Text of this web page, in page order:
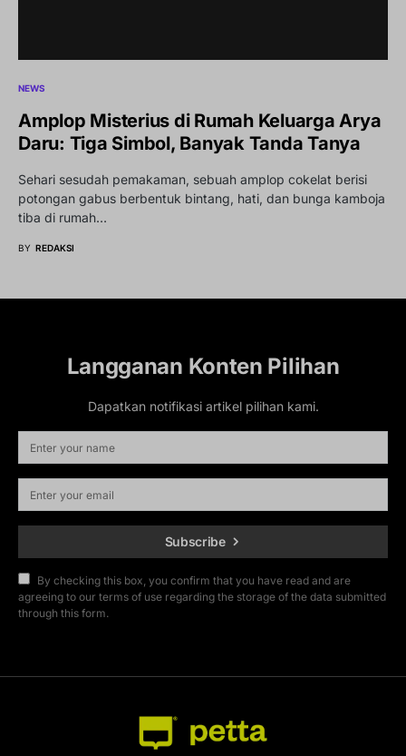
NEWS
Amplop Misterius di Rumah Keluarga Arya
Daru: Tiga Simbol, Banyak Tanda Tanya
Sehari sesudah pemakaman, sebuah amplop cokelat berisi
potongan gabus berbentuk bintang, hati, dan bunga kamboja
tiba di rumah…
BY REDAKSI
Langganan Konten Pilihan
Dapatkan notifikasi artikel pilihan kami.
Subscribe
By checking this box, you confirm that you have read and are
agreeing to our terms of use regarding the storage of the data submitted
through this form.